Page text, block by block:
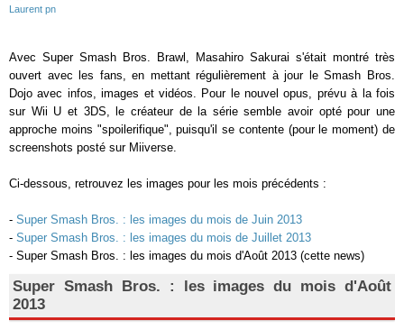
Laurent pn
Avec Super Smash Bros. Brawl, Masahiro Sakurai s'était montré très
ouvert avec les fans, en mettant régulièrement à jour le Smash Bros.
Dojo avec infos, images et vidéos. Pour le nouvel opus, prévu à la fois
sur Wii U et 3DS, le créateur de la série semble avoir opté pour une
approche moins "spoilerifique", puisqu'il se contente (pour le moment) de
screenshots posté sur Miiverse.
Ci-dessous, retrouvez les images pour les mois précédents :
- Super Smash Bros. : les images du mois de Juin 2013
- Super Smash Bros. : les images du mois de Juillet 2013
- Super Smash Bros. : les images du mois d'Août 2013 (cette news)
Super Smash Bros. : les images du mois d'Août
2013